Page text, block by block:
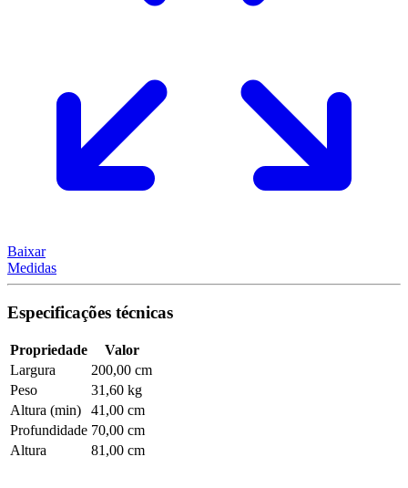
Baixar
Medidas
Especificações técnicas
Propriedade
Valor
Largura
200,00 cm
Peso
31,60 kg
Altura (min)
41,00 cm
Profundidade 70,00 cm
Altura
81,00 cm